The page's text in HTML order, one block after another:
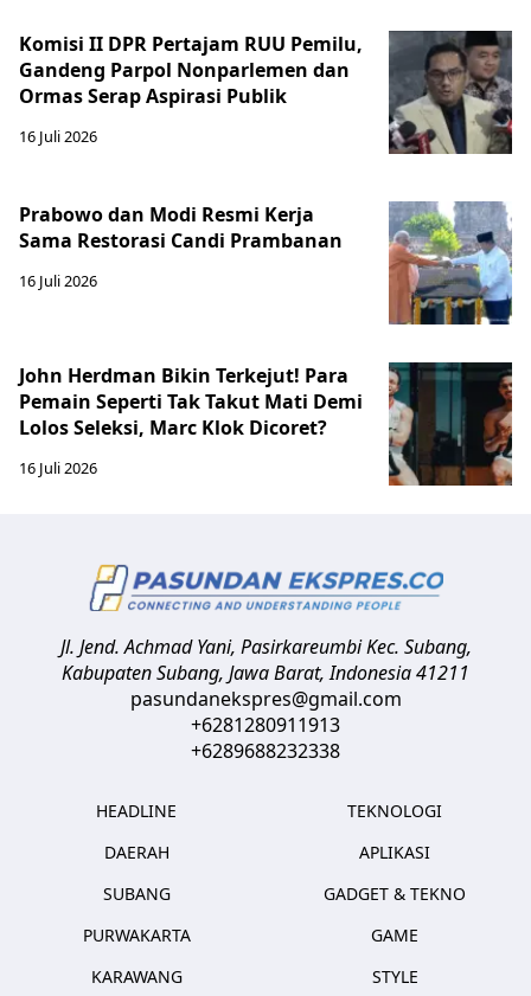
Komisi II DPR Pertajam RUU Pemilu,
Gandeng Parpol Nonparlemen dan
Ormas Serap Aspirasi Publik
16 Juli 2026
Prabowo dan Modi Resmi Kerja
Sama Restorasi Candi Prambanan
16 Juli 2026
John Herdman Bikin Terkejut! Para
Pemain Seperti Tak Takut Mati Demi
Lolos Seleksi, Marc Klok Dicoret?
16 Juli 2026
Jl. Jend. Achmad Yani, Pasirkareumbi Kec. Subang,
Kabupaten Subang, Jawa Barat,Indonesia41211
pasundanekspres@gmail.com
+6281280911913
+6289688232338
HEADLINE
DAERAH
SUBANG
PURWAKARTA
KARAWANG
TEKNOLOGI
APLIKASI
GADGET & TEKNO
GAME
STYLE